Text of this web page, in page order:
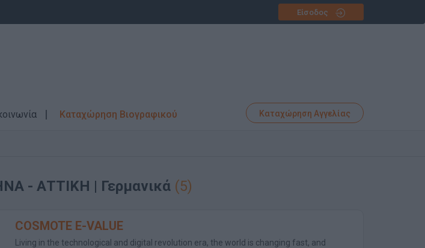
Είσοδος
Καταχώρηση Βιογραφικού Καταχώρηση Αγγελίας
- ΑΤΤΙΚΗ | Γερμανικά (5)
COSMOTE E-VALUE
Living in the technological and digital revolution era, the world is changing fast, and